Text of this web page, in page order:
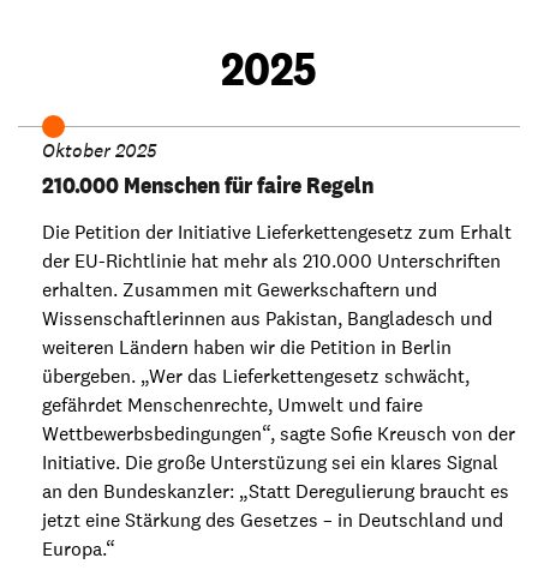
2025
Oktober 2025
210.000 Menschen für faire Regeln
Die Petition der Initiative Lieferkettengesetz zum Erhalt
der EU-Richtlinie hat mehr als 210.000 Unterschriften
erhalten. Zusammen mit Gewerkschaftern und
Wissenschaftlerinnen aus Pakistan, Bangladesch und
weiteren Ländern haben wir die Petition in Berlin
übergeben. „Wer das Lieferkettengesetz schwächt,
gefährdet Menschenrechte, Umwelt und faire
Wettbewerbsbedingungen“, sagte Sofie Kreusch von der
Initiative. Die große Unterstüzung sei ein klares Signal
an den Bundeskanzler: „Statt Deregulierung braucht es
jetzt eine Stärkung des Gesetzes – in Deutschland und
Europa.“